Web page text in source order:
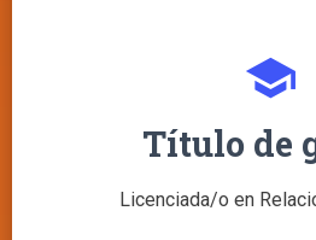
school
Título de
Licenciada/o en